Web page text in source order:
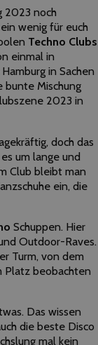
2023 noch
wenig für euch
Techno Clubs
einmal in
in Sachen
bunte Mischung
2023 in
doch das
um lange und
Club bleibt man
ein, die
Schuppen. Hier
Outdoor-Raves.
Turm, von dem
Platz beobachten
Das wissen
die beste Disco
mal kein